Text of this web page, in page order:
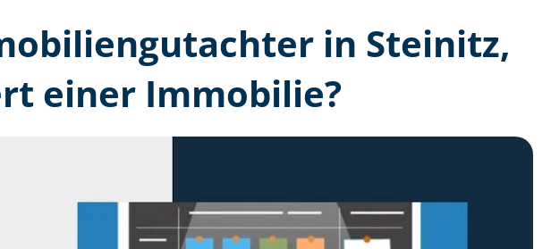
in Steinitz,
einer Immobilie?